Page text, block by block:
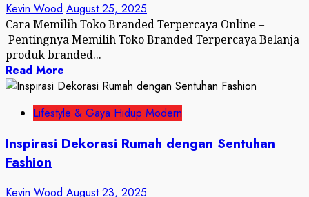
Kevin Wood August 25, 2025
Cara Memilih Toko Branded Terpercaya Online –
Pentingnya Memilih Toko Branded Terpercaya Belanja
produk branded...
Read More
Lifestyle & Gaya Hidup Modern
Inspirasi Dekorasi Rumah dengan Sentuhan
Fashion
Kevin Wood August 23, 2025